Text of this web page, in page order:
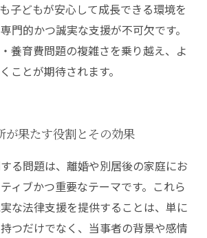
子どもが安心して成長できる環境を
門的かつ誠実な支援が不可欠です。
養育費問題の複雑さを乗り越え、よ
ことが期待されます。
が果たす役割とその効果
る問題は、離婚や別居後の家庭にお
ィブかつ重要なテーマです。これら
な法律支援を提供することは、単に
つだけでなく、当事者の背景や感情